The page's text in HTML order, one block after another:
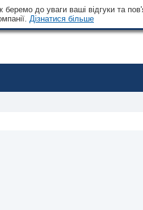
до уваги ваші відгуки та
Дізнатися більше